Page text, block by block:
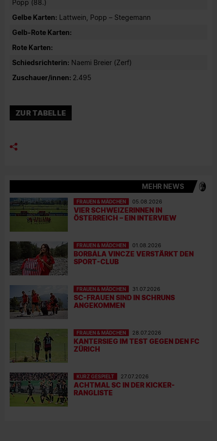
Popp (88.)
Gelbe Karten: Lattwein, Popp – Stegemann
Gelb-Rote Karten:
Rote Karten:
Schiedsrichterin: Naemi Breier (Zerf)
Zuschauer/innen: 2.495
ZUR TABELLE
MEHR NEWS
FRAUEN & MÄDCHEN 05.08.2026
VIER SCHWEIZERINNEN IN
ÖSTERREICH – EIN INTERVIEW
FRAUEN & MÄDCHEN 01.08.2026
BORBÁLA VINCZE VERSTÄRKT DEN
SPORT-CLUB
FRAUEN & MÄDCHEN 31.07.2026
SC-FRAUEN SIND IN SCHRUNS
ANGEKOMMEN
FRAUEN & MÄDCHEN 28.07.2026
KANTERSIEG IM TEST GEGEN DEN FC
ZÜRICH
KURZ GESPIELT 27.07.2026
ACHTMAL SC IN DER KICKER-
RANGLISTE